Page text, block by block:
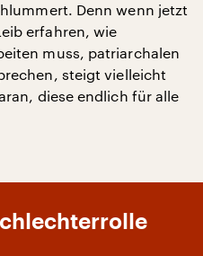
Denn wenn jetzt
erfahren, wie
muss, patriarchalen
steigt vielleicht
diese endlich für alle